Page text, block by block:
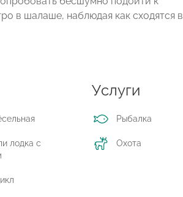
в шалаше, наблюдая как сходятся в
лодка с
Услуги
Рыбалка
Охота